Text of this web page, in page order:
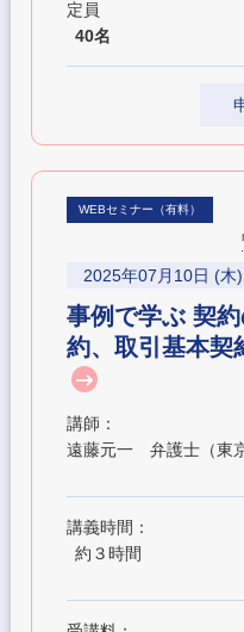
定員
40名
WEBセミナー（有料）
2025年07月10日 (木
事例で学ぶ 契
約、取引基本契
講師：
遠藤元一 弁護士（東
講義時間：
約３時間